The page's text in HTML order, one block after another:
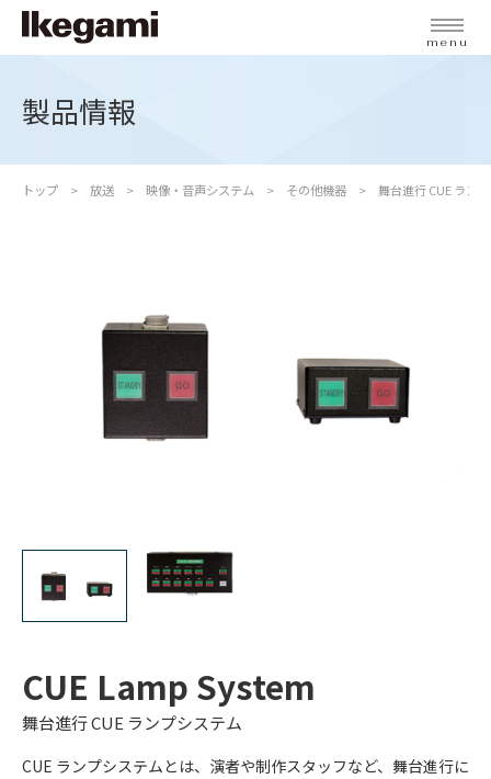
menu
製品情報
トップ 放送 映像・音声システム その他機器 舞台進行 CUE ラン
CUE Lamp System
舞台進行 CUE ランプシステム
CUE ランプシステムとは、演者や制作スタッフなど、舞台進行に